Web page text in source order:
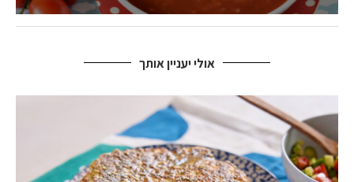
אולי יעניין אותך